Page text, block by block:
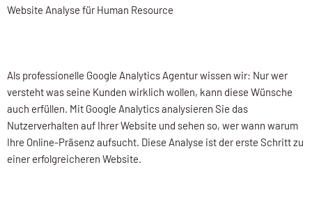
Website Analyse für Human Resource
Als professionelle Google Analytics Agentur wissen wir: Nur wer
versteht was seine Kunden wirklich wollen, kann diese Wünsche
auch erfüllen. Mit Google Analytics analysieren Sie das
Nutzerverhalten auf Ihrer Website und sehen so, wer wann warum
Ihre Online-Präsenz aufsucht. Diese Analyse ist der erste Schritt zu
einer erfolgreicheren Website.